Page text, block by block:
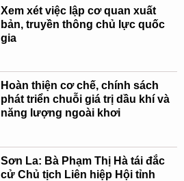
Xem xét việc lập cơ quan xuất
bản, truyền thông chủ lực quốc
gia
Hoàn thiện cơ chế, chính sách
phát triển chuỗi giá trị dầu khí và
năng lượng ngoài khơi
Sơn La: Bà Phạm Thị Hà tái đắc
cử Chủ tịch Liên hiệp Hội tỉnh